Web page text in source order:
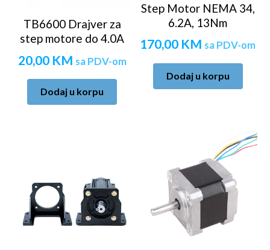
TB6600 Drajver za
step motore do 4.0A
20,00 KM sa PDV-om
Dodaj u korpu
Step Motor NEMA 34,
6.2A, 13Nm
170,00 KM sa PDV-om
Dodaj u korpu